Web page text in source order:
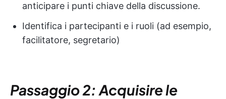
anticipare i punti chiave della discussione.
Identifica i partecipanti e i ruoli (ad esempio,
facilitatore, segretario)
Passaggio 2: Acquisire le